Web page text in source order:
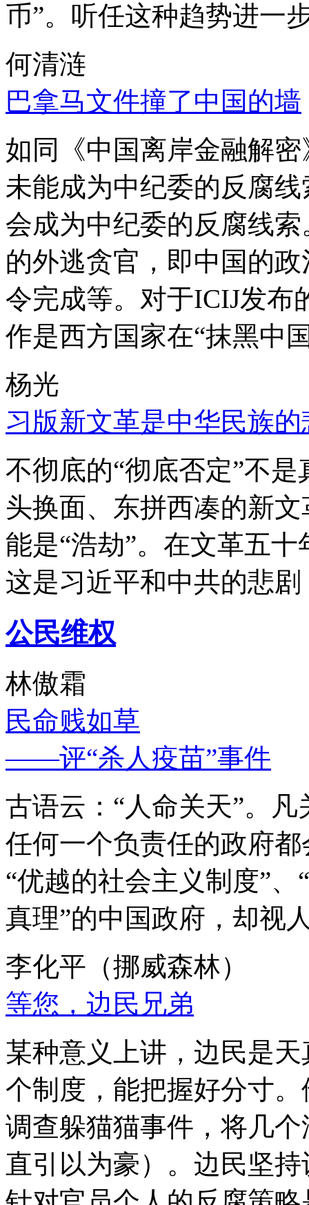
币”。听任这种趋势进一
何清涟
巴拿马文件撞了中国的墙
如同《中国离岸金融解
未能成为中纪委的反腐
会成为中纪委的反腐线
的外逃贪官，即中国的
令完成等。对于ICIJ发布
作是西方国家在“抹黑中
杨光
习版新文革是中华民族的
不彻底的“彻底否定”不
头换面、东拼西凑的新
能是“浩劫”。在文革五
这是习近平和中共的悲
公民维权
林傲霜
民命贱如草
——评“杀人疫苗”事件
古语云：“人命关天”。
任何一个负责任的政府
“优越的社会主义制度”
真理”的中国政府，却视
李化平（挪威森林）
等您，边民兄弟
某种意义上讲，边民是
个制度，能把握好分寸
调查躲猫猫事件，将几
直引以为豪）。边民坚